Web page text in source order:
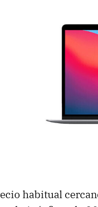
habitual